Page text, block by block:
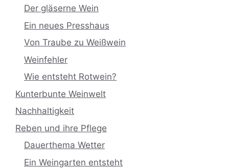
Der gläserne Wein
Ein neues Presshaus
Von Traube zu Weißwein
Weinfehler
Wie entsteht Rotwein?
Kunterbunte Weinwelt
Nachhaltigkeit
Reben und ihre Pflege
Dauerthema Wetter
Ein Weingarten entsteht